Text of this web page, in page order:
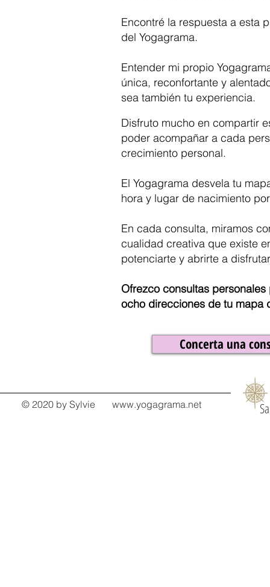
Encontré la respuesta a esta
del Yogagrama.
Entender mi propio
única, reconfortante y
sea también tu experiencia.
Disfruto mucho en compartir
poder acompañar a cada
crecimiento personal.
El Yogagrama desvela tu
hora y lugar de nacimiento
En cada consulta, miramos
cualidad creativa que existe
potenciarte y abrirte a
Ofrezco consultas
ocho direcciones de tu mapa
Concerta una
© 2020 by Sylvie www.yogagrama.net